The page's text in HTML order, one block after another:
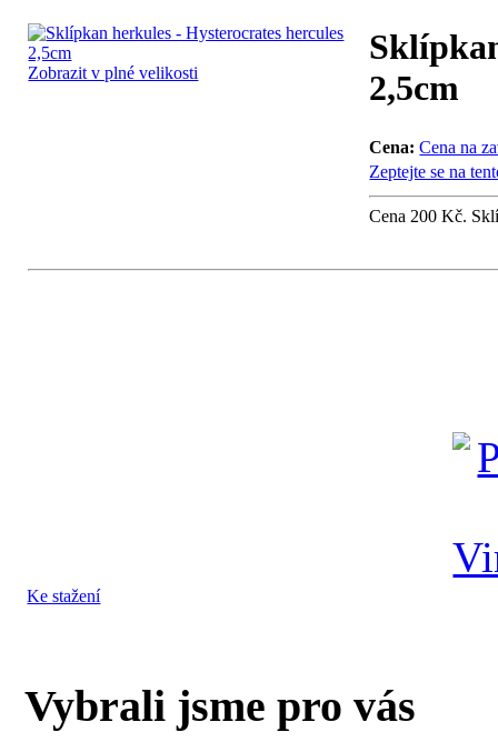
Zobrazit v plné velikosti
2,5cm
Cena:Cena na
Zeptejte se na
Cena 200 Kč.
Ke stažení
Vybrali jsme pro vás